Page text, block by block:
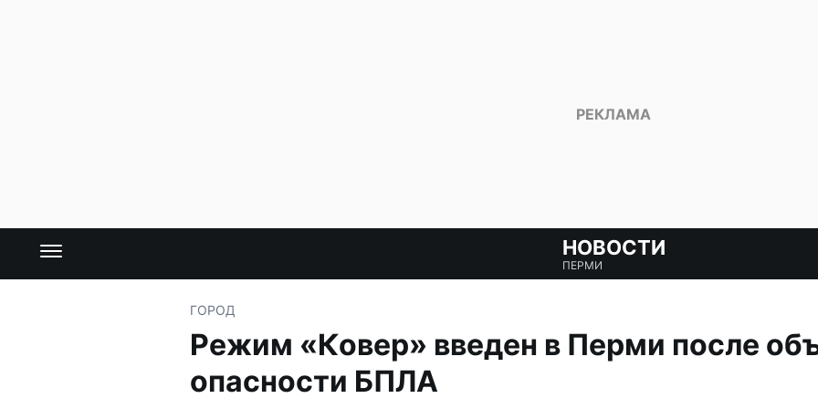
НОВОСТИ
ПЕРМИ
ГОРОД
Режим «Ковер» введен в Перми после
опасности БПЛА